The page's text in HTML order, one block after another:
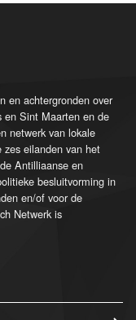
en achtergronden over
en Sint Maarten en de
netwerk van lokale
zes eilanden van het
Antilliaanse en
besluitvorming in
en/of voor de
Netwerk is